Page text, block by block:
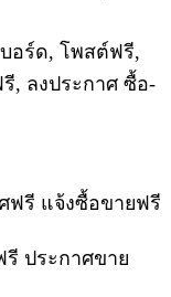
อร์ด, โพสต์ฟรี,
, ลงประกาศ ซื้อ-
ฟรี แจ้งซื้อขายฟรี
ประกาศขาย